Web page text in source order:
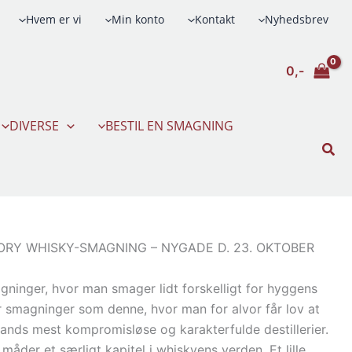
Hvem er vi Min konto Kontakt Nyhedsbrev
0,-
DIVERSE BESTIL EN SMAGNING
Søg
WHISKY-SMAGNING – NYGADE D. 23. OKTOBER
hvor man smager lidt forskelligt for hyggens
smagninger som denne, hvor man for alvor får lov at
mest kompromisløse og karakterfulde destillerier.